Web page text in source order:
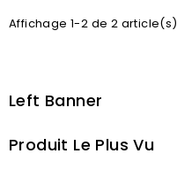
Affichage 1-2 de 2 article(s)
Left Banner
Produit Le Plus Vu